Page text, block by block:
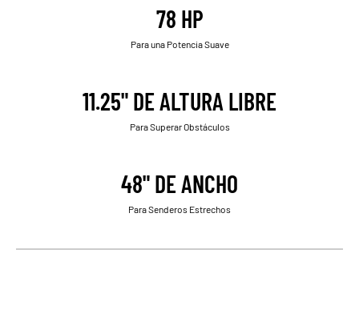
78 HP
Para una Potencia Suave
11.25" DE ALTURA LIBRE
Para Superar Obstáculos
48" DE ANCHO
Para Senderos Estrechos